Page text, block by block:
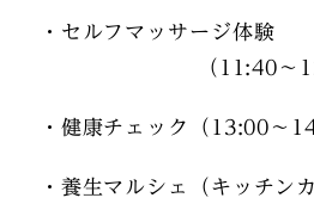
・セルフマッサージ体験
（11:40～
・健康チェック（13:00～
・養生マルシェ（キッチンカ